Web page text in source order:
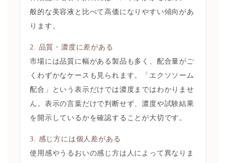
般的な美容液と比べて高価になりやすい傾向があ
ります。
2. 品質・濃度に差がある
市場には品質に幅がある製品も多く、配合量がご
くわずかなケースも見られます。「エクソソーム
配合」という表示だけでは濃度まではわかりませ
ん。表示の言葉だけで判断せず、濃度や試験結果
を開示しているかを確認することが大切です。
3. 感じ方には個人差がある
使用感やうるおいの感じ方は人によって異なりま